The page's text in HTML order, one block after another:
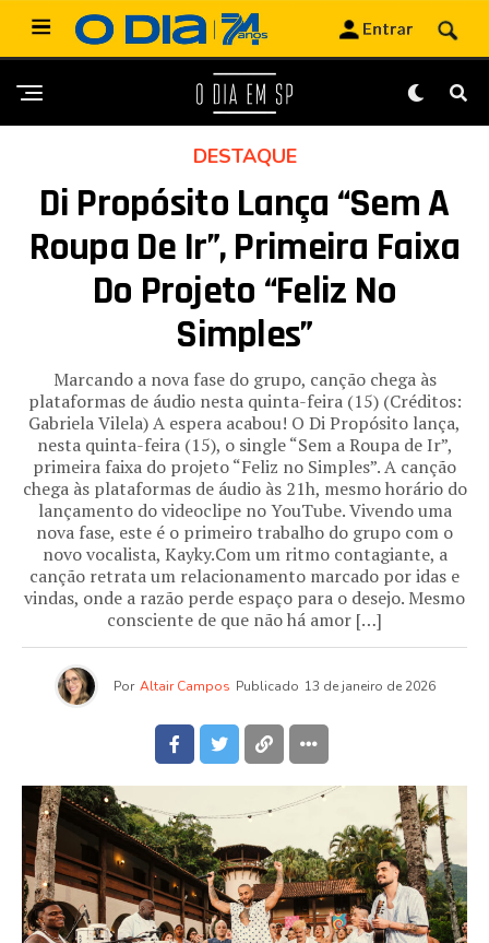
DESTAQUE
Di Propósito Lança “Sem A
Roupa De Ir”, Primeira Faixa
Do Projeto “Feliz No
Simples”
Marcando a nova fase do grupo, canção chega às
plataformas de áudio nesta quinta-feira (15) (Créditos:
Gabriela Vilela) A espera acabou! O Di Propósito lança,
nesta quinta-feira (15), o single “Sem a Roupa de Ir”,
primeira faixa do projeto “Feliz no Simples”. A canção
chega às plataformas de áudio às 21h, mesmo horário do
lançamento do videoclipe no YouTube. Vivendo uma
nova fase, este é o primeiro trabalho do grupo com o
novo vocalista, Kayky.Com um ritmo contagiante, a
canção retrata um relacionamento marcado por idas e
vindas, onde a razão perde espaço para o desejo. Mesmo
consciente de que não há amor […]
Por Altair Campos Publicado 13 de janeiro de 2026